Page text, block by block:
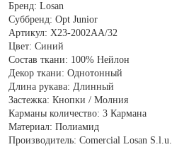
Бренд:Losan
Суббренд:Opt Junior
Артикул:X23-2002AA/32
Цвет:Синий
Состав ткани: 100% Нейлон
Декор ткани:Однотонный
Длина рукава:Длинный
Застежка:Кнопки / Молния
Карманы количество:3 Кармана
Материал:Полиамид
Производитель:Comercial Losan S.l.u.